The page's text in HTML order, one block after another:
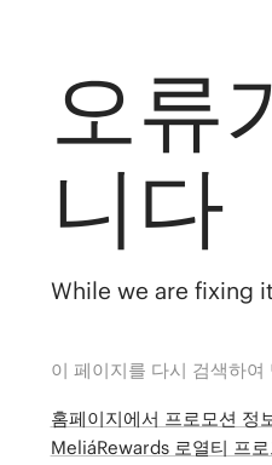
오류
니다
While we are fixing
이 페이지를 다시 검색하
홈페이지에서 프로모션 정
MeliáRewards 로열티 프